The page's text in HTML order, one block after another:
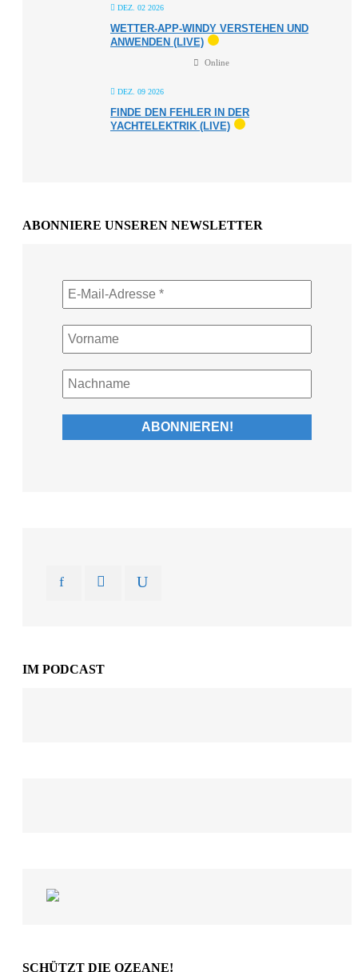
DEZ. 02 2026
WETTER-APP-WINDY VERSTEHEN UND
ANWENDEN (LIVE)
Online
DEZ. 09 2026
FINDE DEN FEHLER IN DER
YACHTELEKTRIK (LIVE)
ABONNIERE UNSEREN NEWSLETTER
IM PODCAST
SCHÜTZT DIE OZEANE!